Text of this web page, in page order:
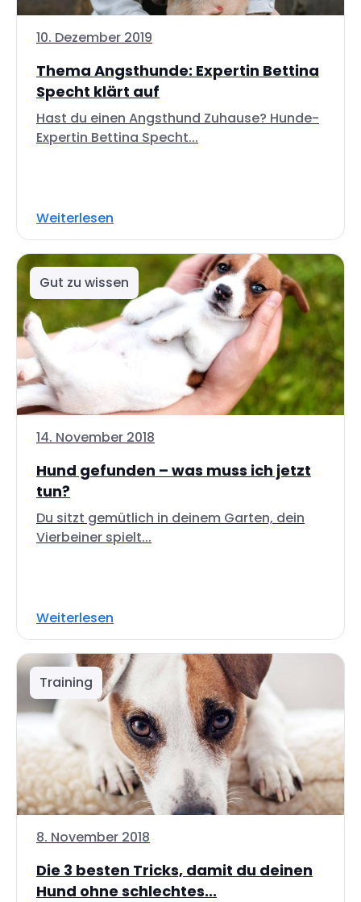
10. Dezember 2019
Thema Angsthunde: Expertin Bettina
Specht klärt auf
Hast du einen Angsthund Zuhause? Hunde-
Expertin Bettina Specht...
Weiterlesen
Gut zu wissen
14. November 2018
Hund gefunden – was muss ich jetzt
tun?
Du sitzt gemütlich in deinem Garten, dein
Vierbeiner spielt...
Weiterlesen
Training
8. November 2018
Die 3 besten Tricks, damit du deinen
Hund ohne schlechtes...